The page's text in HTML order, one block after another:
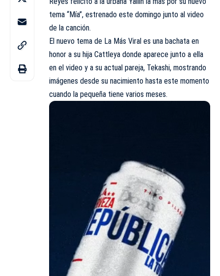
tema “Mía”, estrenado este domingo junto al video
de la canción.
El nuevo tema de La Más Viral es una bachata en
honor a su hija Cattleya donde aparece junto a ella
en el video y a su actual pareja, Tekashi, mostrando
imágenes desde su nacimiento hasta este momento
cuando la pequeña tiene varios meses.